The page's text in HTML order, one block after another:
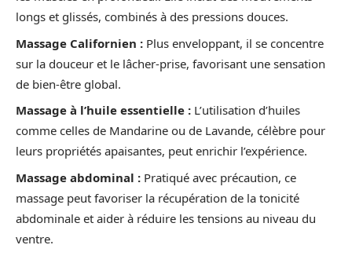
longs et glissés, combinés à des pressions douces.
Massage Californien : Plus enveloppant, il se concentre
sur la douceur et le lâcher-prise, favorisant une sensation
de bien-être global.
Massage à l’huile essentielle : L’utilisation d’huiles
comme celles de Mandarine ou de Lavande, célèbre pour
leurs propriétés apaisantes, peut enrichir l’expérience.
Massage abdominal : Pratiqué avec précaution, ce
massage peut favoriser la récupération de la tonicité
abdominale et aider à réduire les tensions au niveau du
ventre.